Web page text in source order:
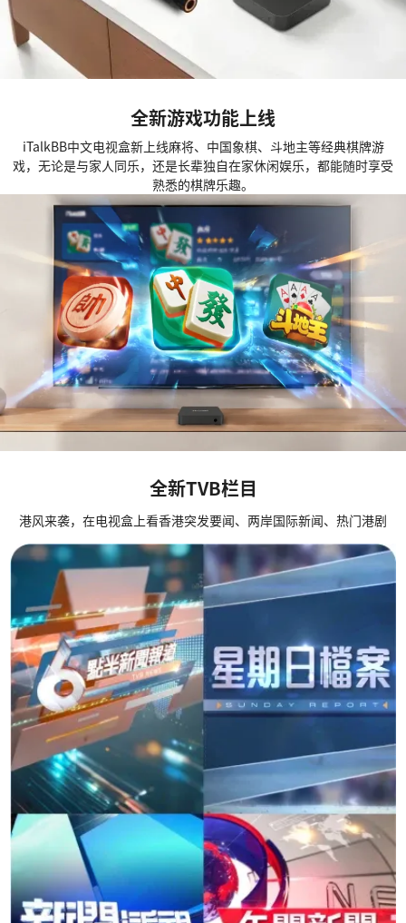
全新游戏功能上线
iTalkBB中文电视盒新上线麻将、中国象棋、斗地主等经典棋牌游
戏，无论是与家人同乐，还是长辈独自在家休闲娱乐，都能随时享受
熟悉的棋牌乐趣。
全新TVB栏目
港风来袭，在电视盒上看香港突发要闻、两岸国际新闻、热门港剧